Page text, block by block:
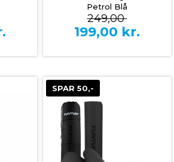
Petrol Blå
249,00
199,00 kr.
SPAR 50,-